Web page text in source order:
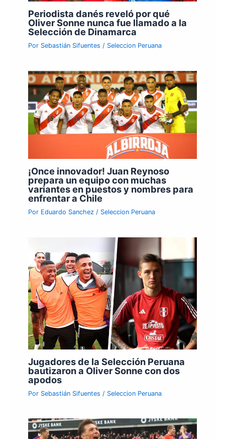
Periodista danés reveló por qué
Oliver Sonne nunca fue llamado a la
Selección de Dinamarca
Por Sebastián Sifuentes/ Seleccion Peruana
¡Once innovador! Juan Reynoso
prepara un equipo con muchas
variantes en puestos y nombres para
enfrentar a Chile
Por Eduardo Sanchez/ Seleccion Peruana
Jugadores de la Selección Peruana
bautizaron a Oliver Sonne con dos
apodos
Por Sebastián Sifuentes / Seleccion Peruana